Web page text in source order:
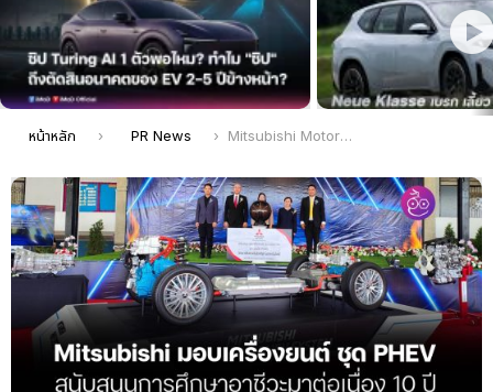
ล่าสุด
คุณอยู่ที่นี่:
หน้าหลัก PR News Mitsubishi Motors ประเทศไทย มอบชุดเทคโนโลยี PHEV และเครื่องยนต์รุ่นใหม่ สนับสนุนการศึกษาอาชีวะต่อเนื่องเป็นปีที่ 10